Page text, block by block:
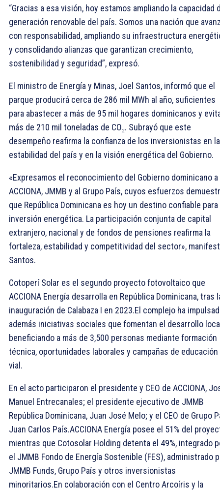
“Gracias a esa visión, hoy estamos ampliando la capacidad
generación renovable del país. Somos una nación que
con responsabilidad, ampliando su infraestructura
y consolidando alianzas que garantizan crecimiento,
sostenibilidad y seguridad”, expresó.
El ministro de Energía y Minas, Joel Santos, informó que el
parque producirá cerca de 286 mil MWh al año, suficientes
para abastecer a más de 95 mil hogares dominicanos y
más de 210 mil toneladas de CO₂. Subrayó que este
desempeño reafirma la confianza de los inversionistas en la
estabilidad del país y en la visión energética del Gobierno.
«Expresamos el reconocimiento del Gobierno dominicano a
ACCIONA, JMMB y al Grupo País, cuyos esfuerzos
que República Dominicana es hoy un destino confiable para
inversión energética. La participación conjunta de capital
extranjero, nacional y de fondos de pensiones reafirma la
fortaleza, estabilidad y competitividad del sector»,
Santos.
Cotoperí Solar es el segundo proyecto fotovoltaico que
ACCIONA Energía desarrolla en República Dominicana, tras
inauguración de Calabaza I en 2023.El complejo ha
además iniciativas sociales que fomentan el desarrollo
beneficiando a más de 3,500 personas mediante formación
técnica, oportunidades laborales y campañas de educación
vial.
En el acto participaron el presidente y CEO de ACCIONA,
Manuel Entrecanales; el presidente ejecutivo de JMMB
República Dominicana, Juan José Melo; y el CEO de Grupo
Juan Carlos País.ACCIONA Energía posee el 51% del
mientras que Cotosolar Holding detenta el 49%, integrado
el JMMB Fondo de Energía Sostenible (FES), administrado
JMMB Funds, Grupo País y otros inversionistas
minoritarios.En colaboración con el Centro Arcoíris y la